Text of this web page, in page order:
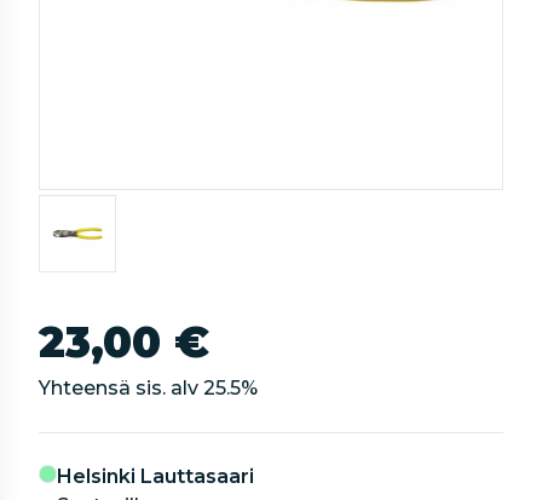
23,00 €
Yhteensä sis. alv 25.5%
Helsinki Lauttasaari